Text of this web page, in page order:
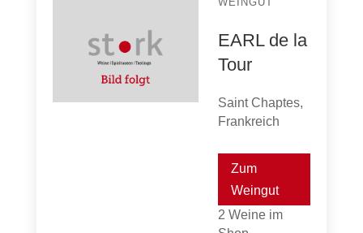
EARL de la
Tour
Saint Chaptes,
Frankreich
Zum
Weingut
2 Weine im